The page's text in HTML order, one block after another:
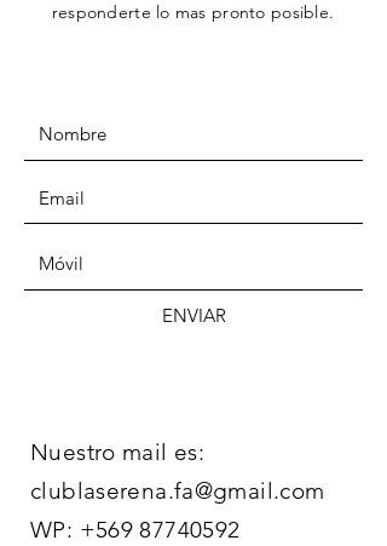
responderte lo mas pronto posible.
ENVIAR
Nuestro mail es:
clublaserena.fa@gmail.com
WP: +569 87740592